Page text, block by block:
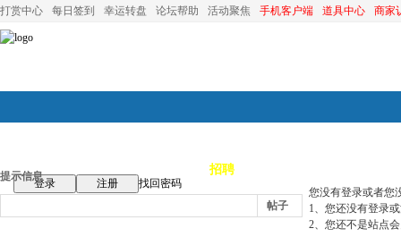
打赏中心 每日签到 幸运转盘 论坛帮助 活动聚焦 手机客户端 道具中心 商家
论坛首页 招聘
登录 注册
找回密码
帖子
提示信息
您没有登录或者您
1、您还没有登录
2、您还不是站点